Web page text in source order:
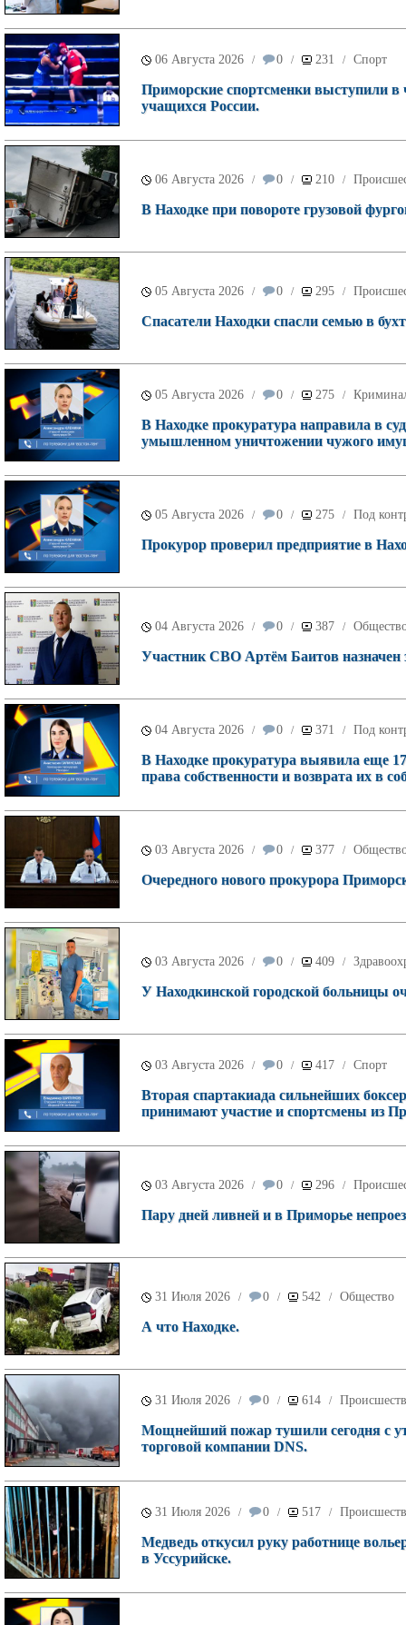
06 Августа 2026 / 0 / 231 / Спорт
Приморские спортсменки выступили в
учащихся России.
06 Августа 2026 / 0 / 210 /
В Находке при повороте грузовой
05 Августа 2026 / 0 / 295 /
Спасатели Находки спасли семью в
05 Августа 2026 / 0 / 275 /
В Находке прокуратура направила в
умышленном уничтожении чужого
05 Августа 2026 / 0 / 275 / Под
Прокурор проверил предприятие в
04 Августа 2026 / 0 / 387 /
Участник СВО Артём Баитов назначен
04 Августа 2026 / 0 / 371 / Под
В Находке прокуратура выявила еще
права собственности и возврата их в
03 Августа 2026 / 0 / 377 /
Очередного нового прокурора
03 Августа 2026 / 0 / 409 /
У Находкинской городской больницы
03 Августа 2026 / 0 / 417 / Спорт
Вторая спартакиада сильнейших
принимают участие и спортсмены из
03 Августа 2026 / 0 / 296 /
Пару дней ливней и в Приморье
31 Июля 2026 / 0 / 542 / Общество
А что Находке.
31 Июля 2026 / 0 / 614 /
Мощнейший пожар тушили сегодня с
торговой компании DNS.
31 Июля 2026 / 0 / 517 /
Медведь откусил руку работнице
в Уссурийске.